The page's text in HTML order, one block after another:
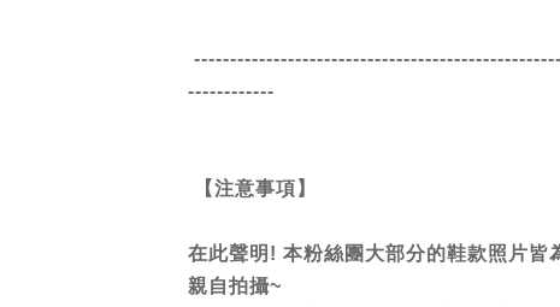
------------
【注意事項】
在此聲明! 本粉絲團大部分的鞋款照片皆
親自拍攝~